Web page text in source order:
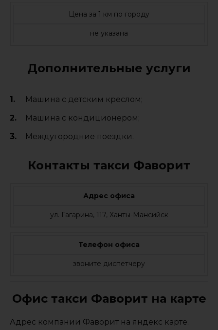
Цена за 1 км по городу
не указана
Дополнительные услуги
Машина с детским креслом;
Машина с кондиционером;
Междугородние поездки.
Контакты такси Фаворит
Адрес офиса
ул. Гагарина, 117, Ханты-Мансийск
Телефон офиса
звоните диспетчеру
Офис такси Фаворит на карте
Адрес компании Фаворит на яндекс карте.